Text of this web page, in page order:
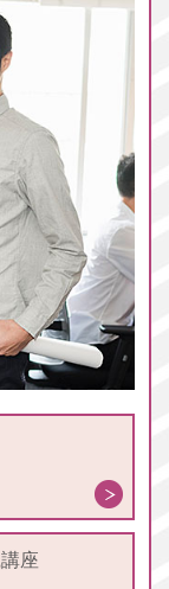
座